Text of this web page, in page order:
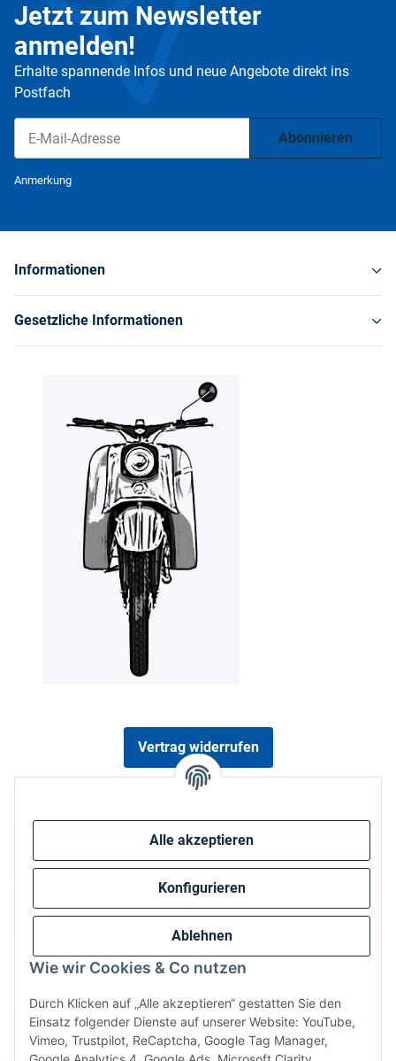
Alle akzeptieren
Konfigurieren
Ablehnen
Wie wir Cookies & Co nutzen
Durch Klicken auf „Alle akzeptieren“ gestatten Sie den
Einsatz folgender Dienste auf unserer Website: YouTube,
Vimeo, Trustpilot, ReCaptcha, Google Tag Manager,
Jetzt zum Newsletter
anmelden!
Erhalte spannende Infos und neue Angebote direkt ins
Postfach
Abonnieren
Anmerkung
Informationen
Gesetzliche Informationen
Vertrag widerrufen
Wir versenden via: